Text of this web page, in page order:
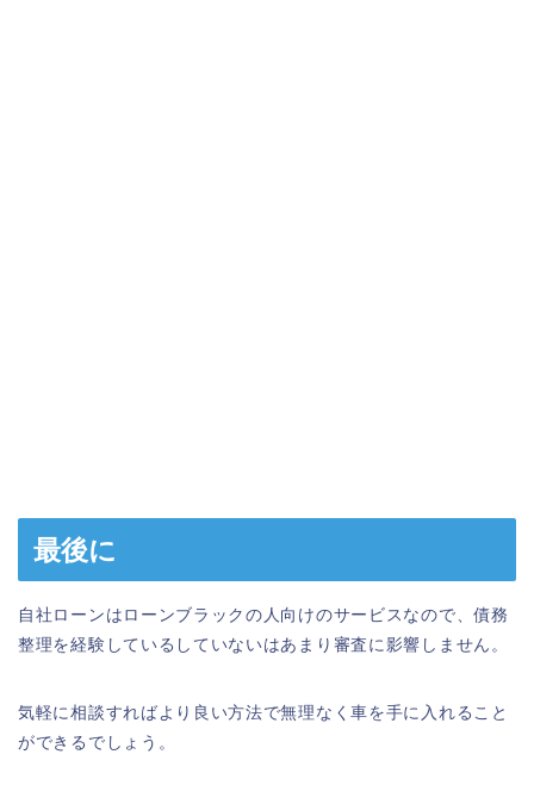
最後に
自社ローンはローンブラックの人向けのサービスなので、債務
整理を経験しているしていないはあまり審査に影響しません。
気軽に相談すればより良い方法で無理なく車を手に入れること
ができるでしょう。